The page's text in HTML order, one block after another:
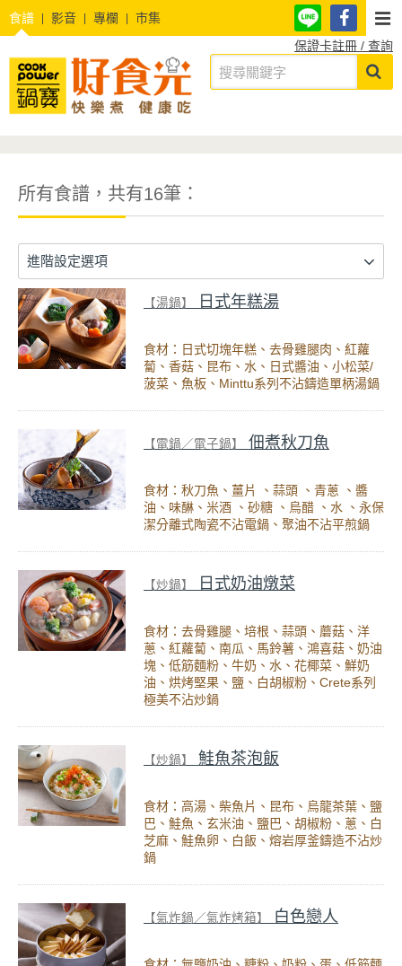
食譜 影音 專欄
市集
保證卡註冊 / 查詢
所有食譜，共有16筆：
進階設定選項
【湯鍋】 日式年糕湯
食材：日式切塊年糕、去骨雞腿肉、紅蘿
蔔、香菇、昆布、水、日式醬油、小松菜/
菠菜、魚板、Minttu系列不沾鑄造單柄湯鍋
【電鍋／電子鍋】 佃煮秋刀魚
食材：秋刀魚、薑片 、蒜頭 、青蔥 、醬
油、味醂、米酒 、砂糖 、烏醋 、水 、永保
潔分離式陶瓷不沾電鍋、聚油不沾平煎鍋
【炒鍋】 日式奶油燉菜
食材：去骨雞腿、培根、蒜頭、蘑菇、洋
蔥、紅蘿蔔、南瓜、馬鈴薯、鴻喜菇、奶油
塊、低筋麵粉、牛奶、水、花椰菜、鮮奶
油、烘烤堅果、鹽、白胡椒粉、Crete系列
極美不沾炒鍋
【炒鍋】 鮭魚茶泡飯
食材：高湯、柴魚片、昆布、烏龍茶葉、鹽
巴、鮭魚、玄米油、鹽巴、胡椒粉、蔥、白
芝麻、鮭魚卵、白飯、熔岩厚釜鑄造不沾炒
鍋
【氣炸鍋／氣炸烤箱】 白色戀人